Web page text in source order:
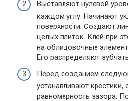
Выставляют нулевой
каждом углу. Начинают
поверхности. Создают
целых плиток. Клей при
на облицовочные
Его распределяют
Перед созданием
устанавливают
равномерность зазора.